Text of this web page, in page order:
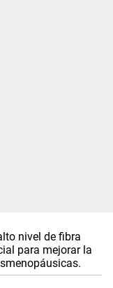
nivel de fibra
para mejorar la